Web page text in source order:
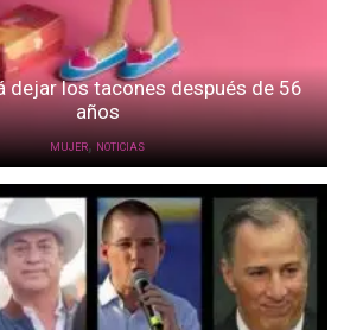
dejar los tacones después de 56
años
MUJER, NOTICIAS